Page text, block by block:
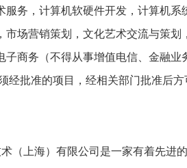
服务，计算机软硬件开发，计算机
市场营销策划，文化艺术交流与策划
子商务（不得从事增值电信、金融
经批准的项目，经相关部门批准后
（上海）有限公司是一家有着先进